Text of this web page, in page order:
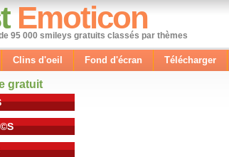
Emoticon
95 000 smileys gratuits classés par thèmes
Clins d'oeil Fond d'écran Télécharger
gratuit